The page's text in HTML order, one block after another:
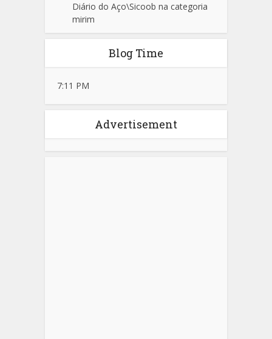
Diário do Aço\Sicoob na categoria
mirim
Blog Time
7:11 PM
Advertisement